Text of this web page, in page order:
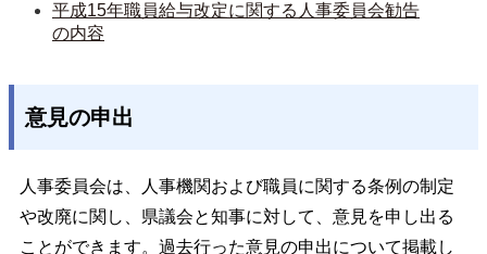
平成15年職員給与改定に関する人事委員会勧告
の内容
意見の申出
人事委員会は、人事機関および職員に関する条例の制定
や改廃に関し、県議会と知事に対して、意見を申し出る
ことができます。過去行った意見の申出について掲載し